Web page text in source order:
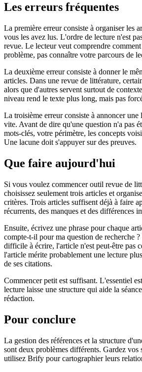
Les erreurs fréquentes
La première erreur consiste à organiser les
vous les avez lus. L'ordre de lecture n'est
revue. Le lecteur veut comprendre
problème, pas connaître votre parcours de
La deuxième erreur consiste à donner le
articles. Dans une revue de littérature,
alors que d'autres servent surtout de
niveau rend le texte plus long, mais pas
La troisième erreur consiste à annoncer une
vite. Avant de dire qu'une question n'a pas
mots-clés, votre périmètre, les concepts
Une lacune doit s'appuyer sur des preuves.
Que faire aujourd'hui
Si vous voulez commencer outil revue de
choisissez seulement trois articles et
critères. Trois articles suffisent déjà à faire
récurrents, des manques et des différences
Ensuite, écrivez une phrase pour chaque
compte-t-il pour ma question de recherche ?
difficile à écrire, l'article n'est peut-être pas
l'article mérite probablement une lecture
de ses citations.
Commencer petit est suffisant. L'essentiel
lecture laisse une structure qui aide la
rédaction.
Pour conclure
La gestion des références et la structure
sont deux problèmes différents. Gardez vos
utilisez Brify pour cartographier leurs